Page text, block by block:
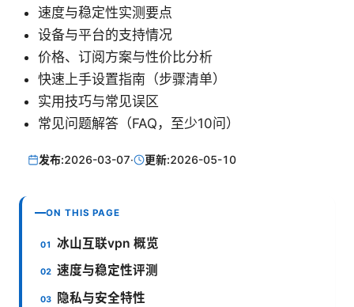
速度与稳定性实测要点
设备与平台的支持情况
价格、订阅方案与性价比分析
快速上手设置指南（步骤清单）
实用技巧与常见误区
常见问题解答（FAQ，至少10问）
发布:2026-03-07· 更新:2026-05-10
ON THIS PAGE
冰山互联vpn 概览
速度与稳定性评测
隐私与安全特性